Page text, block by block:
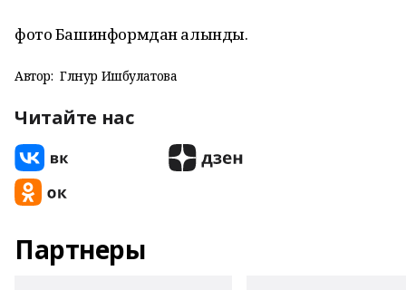
фото Башинформдан алынды.
Автор: Гөлнур Ишбулатова
Читайте нас
Партнеры